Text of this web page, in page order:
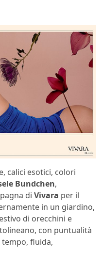
calici esotici, colori
Bundchen,
di Vivara per il
in un giardino,
di orecchini e
con puntualità
tempo, fluida,